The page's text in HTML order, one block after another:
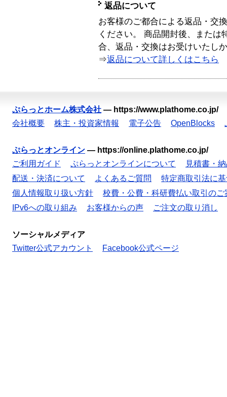
返品について
お客様のご都合による返品・交
ください。 商品開封後、または
合、返品・交換はお受けいたし
⇒返品について詳しくはこちら
ぷらっとホーム株式会社 — https://www.plathome.co.jp/
会社概要
株主・投資家情報 電子公告 OpenBlocks
ぷらっとオンライン — https://online.plathome.co.jp/
ご利用ガイド
ぷらっとオンラインについて
見積書・
配送・決済について
よくあるご質問
特定商取引法に
個人情報取り扱い方針
校費・公費・科研費払い取引のご
IPv6への取り組み
お客様からの声 ご注文の取り消し
ソーシャルメディア
Twitter公式アカウント
Facebook公式ページ